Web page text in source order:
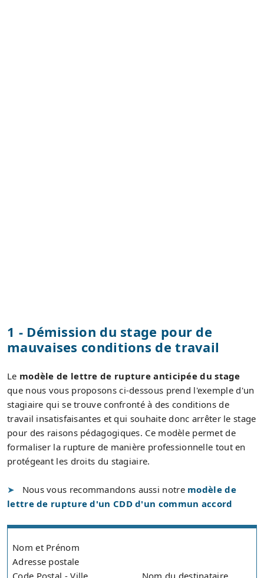
1 - Démission du stage pour de
mauvaises conditions de travail
Le modèle de lettre de rupture anticipée du stage
que nous vous proposons ci-dessous prend l'exemple d'un
stagiaire qui se trouve confronté à des conditions de
travail insatisfaisantes et qui souhaite donc arrêter le stage
pour des raisons pédagogiques. Ce modèle permet de
formaliser la rupture de manière professionnelle tout en
protégeant les droits du stagiaire.
Nous vous recommandons aussi notre modèle de
lettre de rupture d'un CDD d'un commun accord
Nom et Prénom
Adresse postale